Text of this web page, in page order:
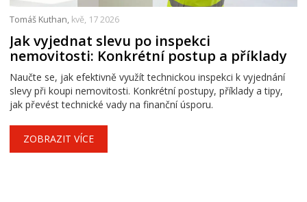
Tomáš Kuthan, kvě, 17 2026
Jak vyjednat slevu po inspekci
nemovitosti: Konkrétní postup a příklady
Naučte se, jak efektivně využít technickou inspekci k vyjednání
slevy při koupi nemovitosti. Konkrétní postupy, příklady a tipy,
jak převést technické vady na finanční úsporu.
ZOBRAZIT VÍCE